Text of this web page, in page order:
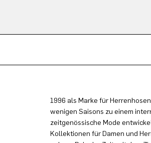
1996 als Marke für
wenigen Saisons zu einem
zeitgenössische Mode
Kollektionen für Damen und